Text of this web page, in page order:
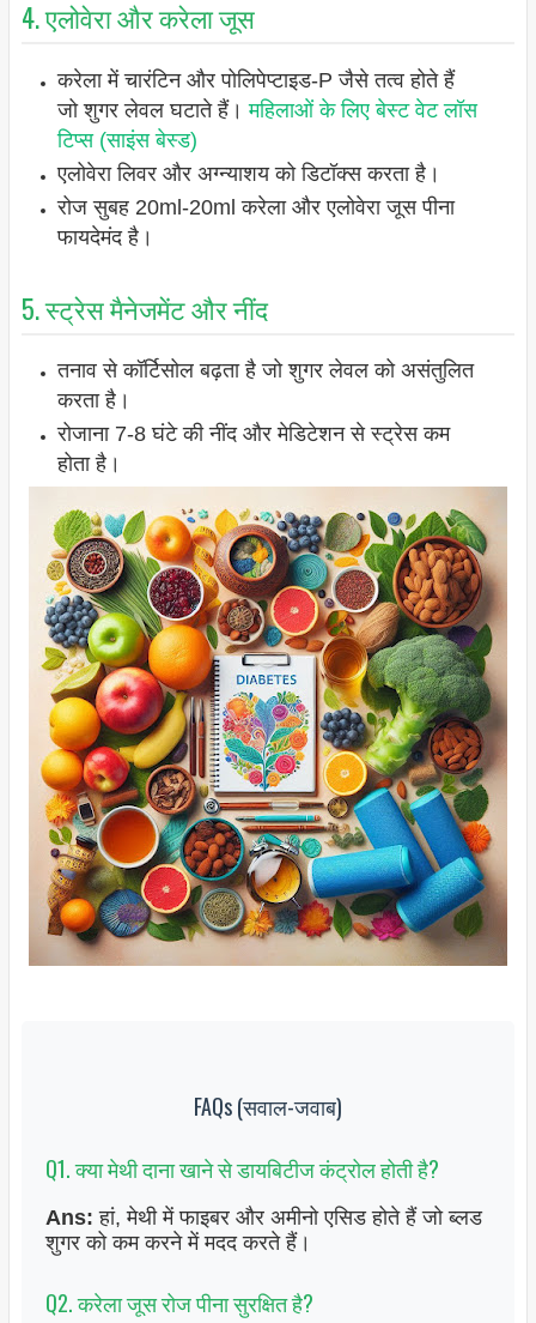
4. एलोवेरा और करेला जूस
करेला में चारंटिन और पोलिपेप्टाइड-P जैसे तत्व होते हैं
जो शुगर लेवल घटाते हैं।महिलाओं के लिए बेस्ट वेट लॉस
टिप्स (साइंस बेस्ड)
एलोवेरा लिवर और अग्न्याशय को डिटॉक्स करता है।
रोज सुबह 20ml-20ml करेला और एलोवेरा जूस पीना
फायदेमंद है।
5. स्ट्रेस मैनेजमेंट और नींद
तनाव से कॉर्टिसोल बढ़ता है जो शुगर लेवल को असंतुलित
करता है।
रोजाना 7-8 घंटे की नींद और मेडिटेशन से स्ट्रेस कम
होता है।
FAQs (सवाल-जवाब)
Q1. क्या मेथी दाना खाने से डायबिटीज कंट्रोल होती है?
Ans: हां, मेथी में फाइबर और अमीनो एसिड होते हैं जो ब्लड
शुगर को कम करने में मदद करते हैं।
Q2. करेला जूस रोज पीना सुरक्षित है?